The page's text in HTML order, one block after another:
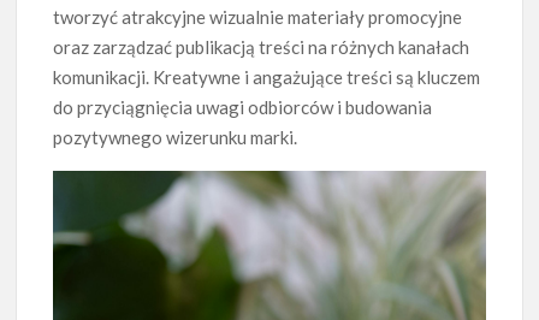
tworzyć atrakcyjne wizualnie materiały promocyjne
oraz zarządzać publikacją treści na różnych kanałach
komunikacji. Kreatywne i angażujące treści są kluczem
do przyciągnięcia uwagi odbiorców i budowania
pozytywnego wizerunku marki.